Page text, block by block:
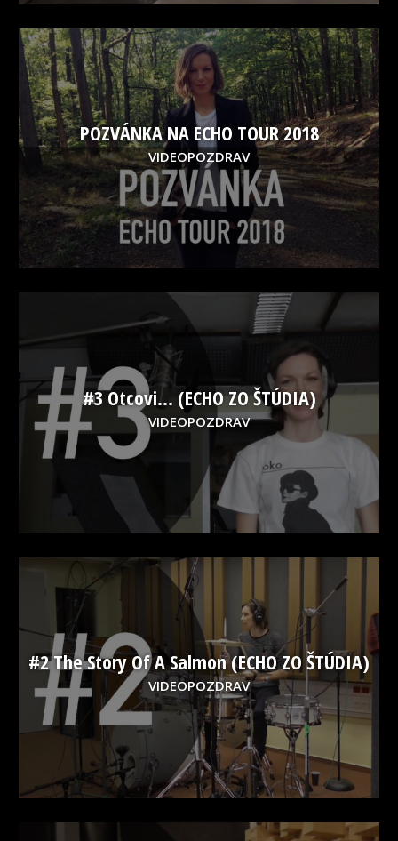
POZVÁNKA NA ECHO TOUR 2018
VIDEOPOZDRAV
#3 Otcovi… (ECHO ZO ŠTÚDIA)
VIDEOPOZDRAV
#2 The Story Of A Salmon (ECHO ZO ŠTÚDIA)
VIDEOPOZDRAV